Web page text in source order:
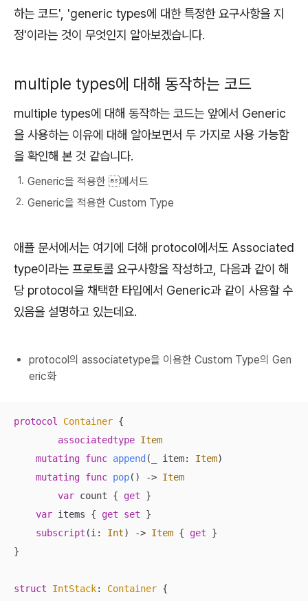
하는 코드', 'generic types에 대한 특정한 요구사항을 지
정'이라는 것이 무엇인지 알아보겠습니다.
multiple types에 대해 동작하는 코드
multiple types에 대해 동작하는 코드는 앞에서 Generic
을 사용하는 이유에 대해 알아보면서 두 가지로 사용 가능함
을 확인해 본 것 같습니다.
Generic을 적용한 메서드
Generic을 적용한 Custom Type
애플 문서에서는 여기에 더해 protocol에서도 Associated
type이라는 프로토콜 요구사항을 작성하고, 다음과 같이 해
당 protocol을 채택한 타입에서 Generic과 같이 사용할 수
있음을 설명하고 있는데요.
protocol의 associatetype을 이용한 Custom Type의 Gen
eric화
protocol Container {
associatedtype Item
mutating func append ( item: Item)
mutating func pop() -> Item
var count { get }
var items { get set }
subscript (i: Int) -> Item { get }
}
struct IntStack: Container {